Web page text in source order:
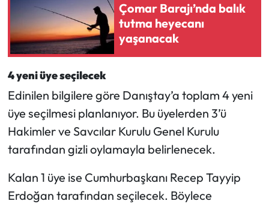
Çomar Barajı’nda balık
tutma heyecanı
yaşanacak
4 yeni üye seçilecek
Edinilen bilgilere göre Danıştay’a toplam 4 yeni
üye seçilmesi planlanıyor. Bu üyelerden 3’ü
Hakimler ve Savcılar Kurulu Genel Kurulu
tarafından gizli oylamayla belirlenecek.
Kalan 1 üye ise Cumhurbaşkanı Recep Tayyip
Erdoğan tarafından seçilecek. Böylece
Yaşam
Yayla Haber
Yemek Tarifleri
Yerel Haberler